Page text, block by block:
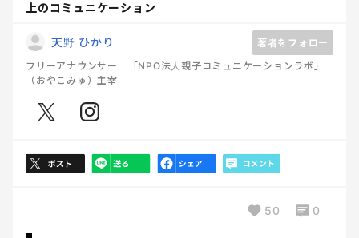
上のコミュニケーション
天野 ひかり
著者をフォロー
フリーアナウンサー 「NPO法人親子コミュニケーションラボ」
（おやこみゅ）主宰
50 0